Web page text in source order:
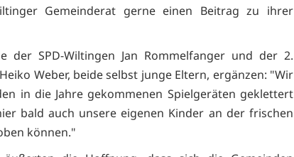
Gemeinderat gerne einen Beitrag zu ihrer
der SPD-Wiltingen Jan Rommelfanger und der 2.
Weber, beide selbst junge Eltern, ergänzen: "Wir
in die Jahre gekommenen Spielgeräten geklettert
bald auch unsere eigenen Kinder an der frischen
können."